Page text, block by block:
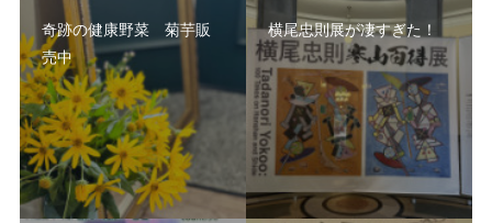
奇跡の健康野菜 菊芋販
売中
横尾忠則展が凄すぎた！